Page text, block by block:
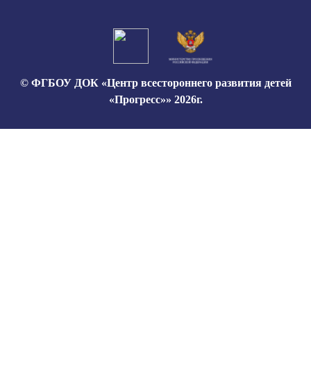
© ФГБОУ ДОК «Центр всестороннего развития детей
«Прогресс»» 2026г.